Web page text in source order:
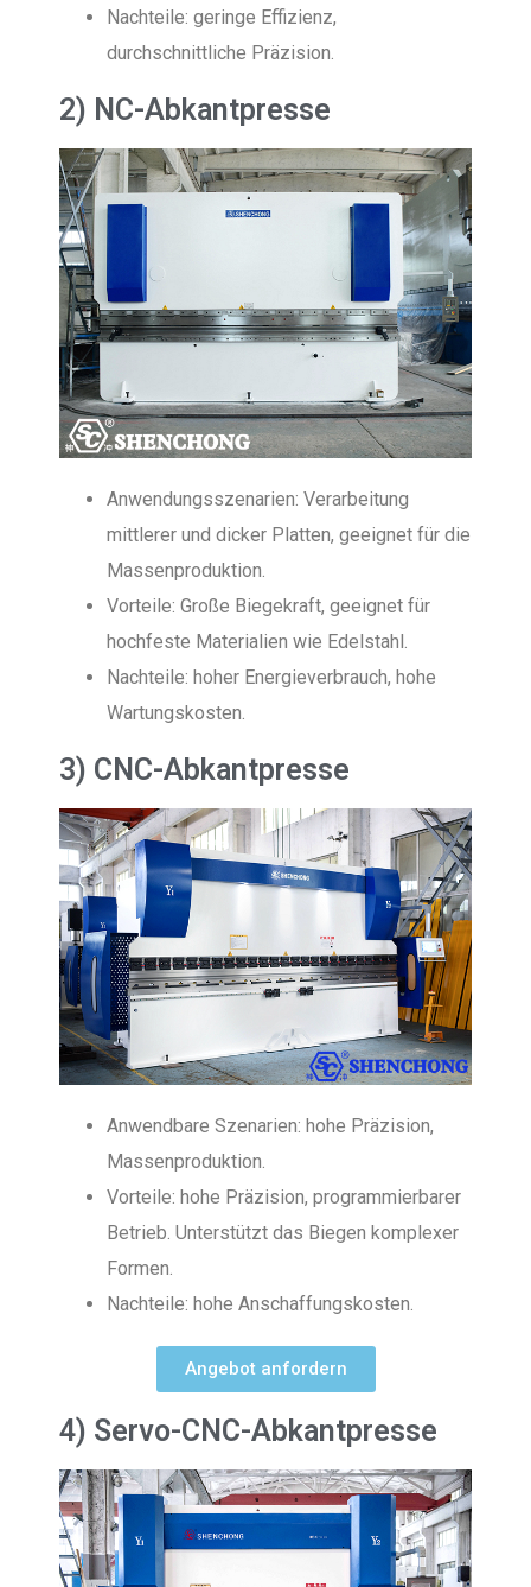
Nachteile: geringe Effizienz,
durchschnittliche Präzision.
2) NC-Abkantpresse
Anwendungsszenarien: Verarbeitung
mittlerer und dicker Platten, geeignet für die
Massenproduktion.
Vorteile: Große Biegekraft, geeignet für
hochfeste Materialien wie Edelstahl.
Nachteile: hoher Energieverbrauch, hohe
Wartungskosten.
3) CNC-Abkantpresse
Anwendbare Szenarien: hohe Präzision,
Massenproduktion.
Vorteile: hohe Präzision, programmierbarer
Betrieb. Unterstützt das Biegen komplexer
Formen.
Nachteile: hohe Anschaffungskosten.
Angebot anfordern
4) Servo-CNC-Abkantpresse